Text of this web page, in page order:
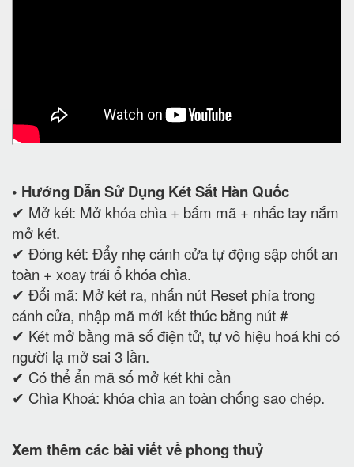
• Hướng Dẫn Sử Dụng Két Sắt Hàn Quốc
✔ Mở két: Mở khóa chìa + bấm mã + nhấc tay nắm
mở két.
✔ Đóng két: Đẩy nhẹ cánh cửa tự động sập chốt an
toàn + xoay trái ổ khóa chìa.
✔ Đổi mã: Mở két ra, nhấn nút Reset phía trong
cánh cửa, nhập mã mới kết thúc bằng nút #
✔ Két mở bằng mã số điện tử, tự vô hiệu hoá khi có
người lạ mở sai 3 lần.
✔ Có thể ẩn mã số mở két khi cần
✔ Chìa Khoá: khóa chìa an toàn chống sao chép.
Xem thêm các bài viết về phong thuỷ